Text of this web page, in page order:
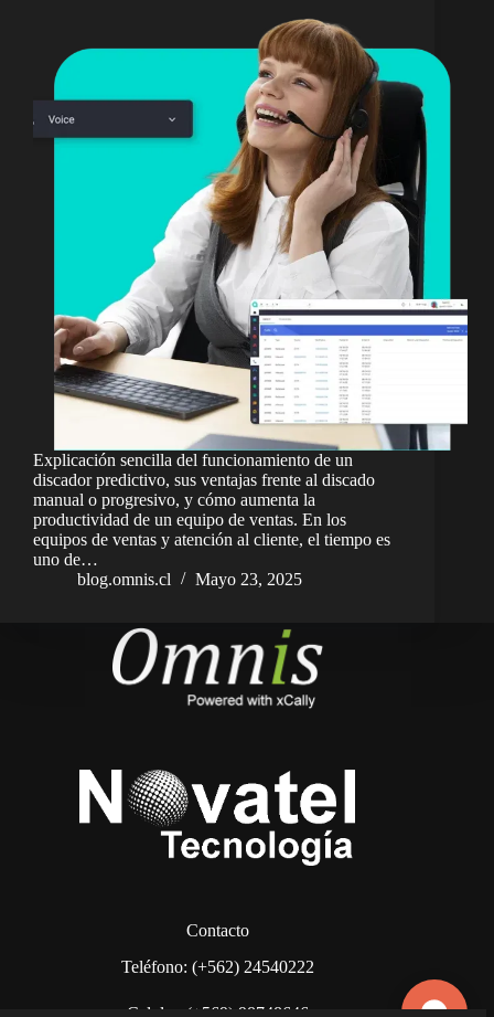
Explicación sencilla del funcionamiento de un
discador predictivo, sus ventajas frente al discado
manual o progresivo, y cómo aumenta la
productividad de un equipo de ventas. En los
equipos de ventas y atención al cliente, el tiempo es
uno de…
blog.omnis.cl
Mayo 23, 2025
Contacto
Teléfono: (+562) 24540222